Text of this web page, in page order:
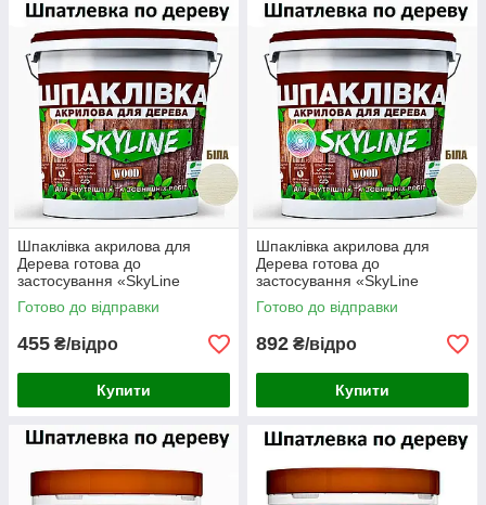
Шпаклівка акрилова для
Дерева готова до
застосування «SkyLine
Wood» Білий 7 кг
Готово до відправки
455 ₴/відро
Купити
Шпаклівка акрилова для
Дерева готова до
застосування «SkyLine
Wood» Білий 14 кг
Готово до відправки
892 ₴/відро
Купити